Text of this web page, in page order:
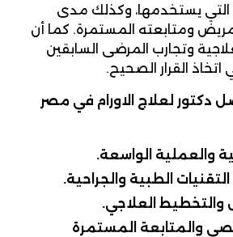
التي يستخدمها، وكذلك مدى
ومتابعته المستمرة. كما أن
وتجارب المرضى السابقين
اتخاذ القرار الصحيح.
دكتور لعلاج الاورام في مصر
والعملية الواسعة.
الطبية والجراحية.
العلاجي.
والمتابعة المستمرة